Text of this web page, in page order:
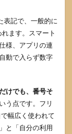
表記で、一般的に
ます。スマート
様、アプリの連
動で入らず数字
けでも、番号そ
う点です。フリ
幅広く使われて
と「自分の利用